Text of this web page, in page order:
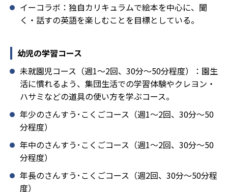
イーコラボ：独自カリキュラムで絵本を中心に、聞
く・話すの英語を楽しむことを目標としている。
幼児の学習コース
未就園児コース（週1～2回、30分～50分程度）：園生
活に慣れるよう、集団生活での学習体験やクレヨン・
ハサミなどの道具の使い方を学ぶコース。
年少のさんすう･こくごコース（週1～2回、30分～50
分程度）
年中のさんすう･こくごコース（週1～2回、30分～50
分程度）
年長のさんすう･こくごコース（週2回、30分～50分程
度）